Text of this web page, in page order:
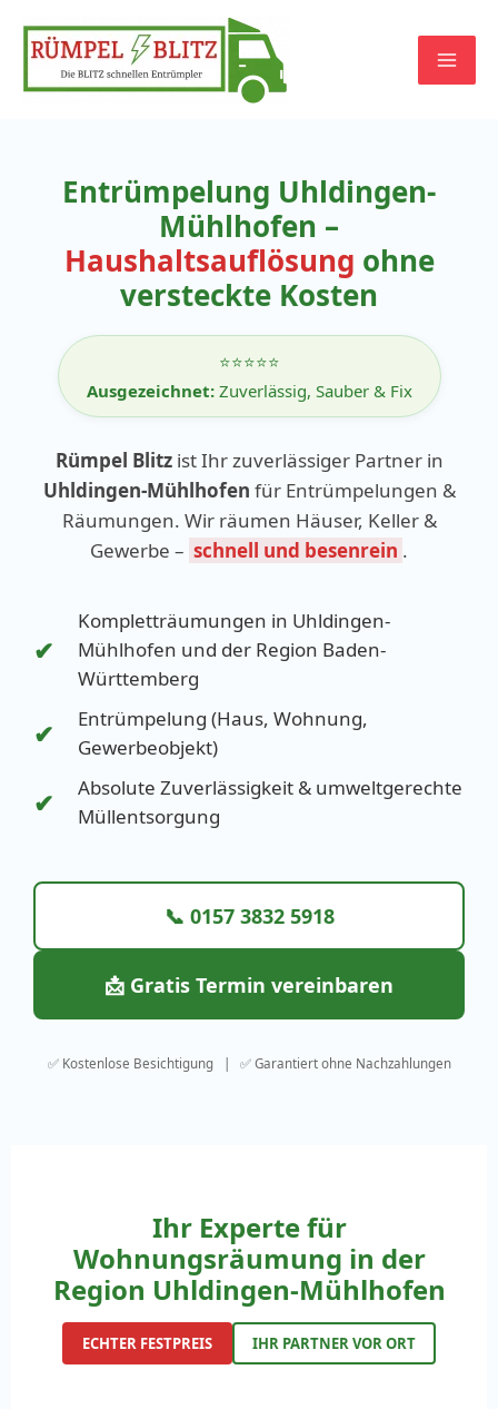
Inhalt
springen
Entrümpelung Uhldingen-
Mühlhofen –
Haushaltsauflösung ohne
versteckte Kosten
⭐⭐⭐⭐⭐
Ausgezeichnet:Zuverlässig, Sauber & Fix
Rümpel Blitzist Ihr zuverlässiger Partner in
Uhldingen-Mühlhofen für Entrümpelungen &
Räumungen. Wir räumen Häuser, Keller &
Gewerbe – schnell und besenrein .
✔
Kompletträumungen in Uhldingen-
Mühlhofen und der Region Baden-
Württemberg
✔
Entrümpelung (Haus, Wohnung,
Gewerbeobjekt)
✔
Absolute Zuverlässigkeit & umweltgerechte
Müllentsorgung
📞 0157 3832 5918
📩 Gratis Termin vereinbaren
✅ Kostenlose Besichtigung | ✅ Garantiert ohne Nachzahlungen
Ihr Experte für
Wohnungsräumung in der
Region Uhldingen-Mühlhofen
ECHTER FESTPREIS IHR PARTNER VOR ORT